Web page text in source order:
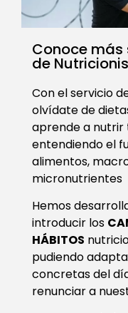
Conoce más
de
Con el servicio
olvídate de
aprende a nutrir
entendiendo el
alimentos,
micronutrientes
Hemos
introducir los
HÁBITOS
pudiendo
concretas del
renunciar a